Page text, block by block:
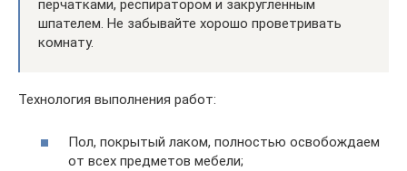
перчатками, респиратором и закруглённым
шпателем. Не забывайте хорошо проветривать
комнату.
Технология выполнения работ:
Пол, покрытый лаком, полностью освобождаем
от всех предметов мебели;